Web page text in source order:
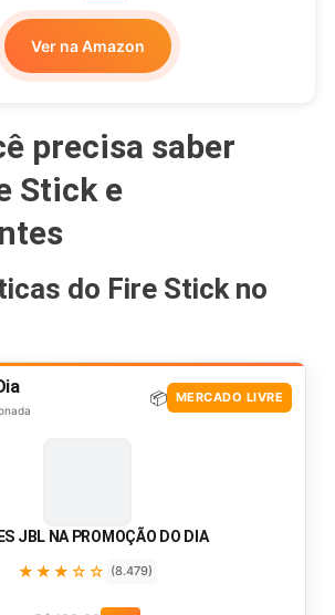
Ver na Amazon
precisa saber
Stick e
do Fire Stick no
📦 MERCADO LIVRE
JBL NA PROMOÇÃO DO DIA
★★★☆☆ (8.479)